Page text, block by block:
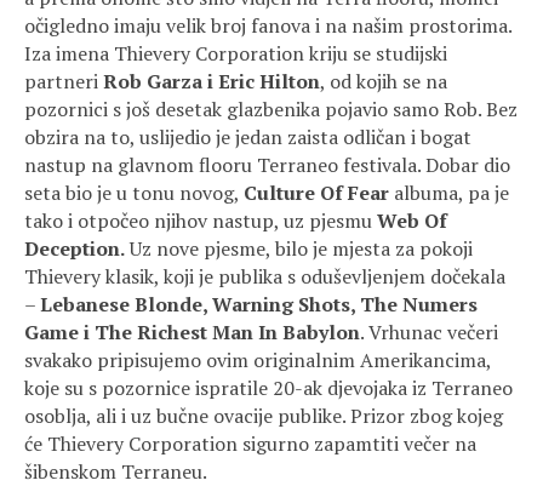
očigledno imaju velik broj fanova i na našim prostorima.
Iza imena Thievery Corporation kriju se studijski
partneriRob Garza i Eric Hilton, od kojih se na
pozornici s još desetak glazbenika pojavio samo Rob. Bez
obzira na to, uslijedio je jedan zaista odličan i bogat
nastup na glavnom flooru Terraneo festivala. Dobar dio
seta bio je u tonu novog, Culture Of Fear albuma, pa je
tako i otpočeo njihov nastup, uz pjesmuWeb Of
Deception.Uz nove pjesme, bilo je mjesta za pokoji
Thievery klasik, koji je publika s oduševljenjem dočekala
–Lebanese Blonde, Warning Shots, The Numers
Game i The Richest Man In Babylon. Vrhunac večeri
svakako pripisujemo ovim originalnim Amerikancima,
koje su s pozornice ispratile 20-ak djevojaka iz Terraneo
osoblja, ali i uz bučne ovacije publike. Prizor zbog kojeg
će Thievery Corporation sigurno zapamtiti večer na
šibenskom Terraneu.